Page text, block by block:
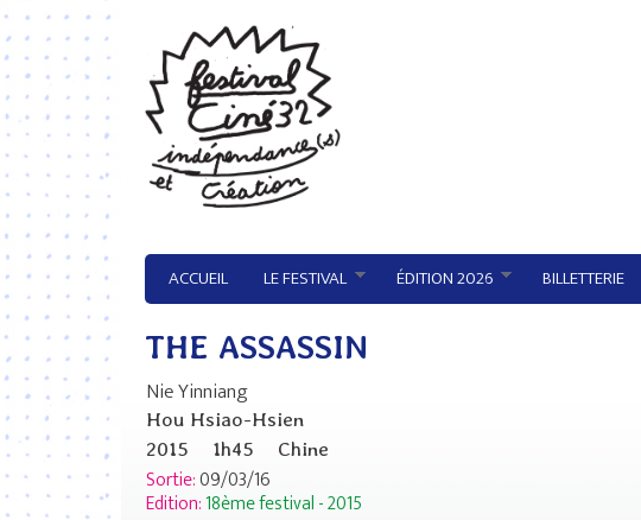
Aller au contenu principal
ACCUEIL LE FESTIVAL ÉDITION 2026 BILLETTERIE
THE ASSASSIN
Nie Yinniang
Hou Hsiao-Hsien
2015
1h45 Chine
Sortie:09/03/16
Edition:18ème festival - 2015